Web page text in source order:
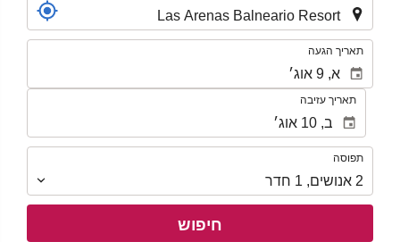
תאריך הגעה
תאריך עזיבה
תפוסה
תפוסה
2 אנושים,
1 חדר
חיפוש